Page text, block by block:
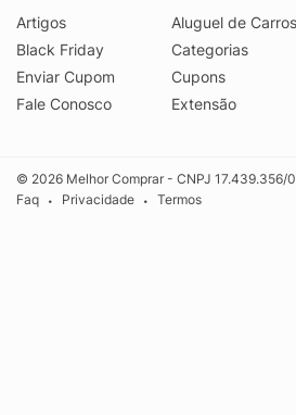
Artigos
Black Friday
Enviar Cupom
Fale Conosco
Aluguel de Carros
Categorias
Cupons
Extensão
© 2026 Melhor Comprar - CNPJ 17.439.356/
Faq
• Privacidade • Termos